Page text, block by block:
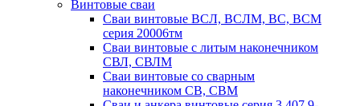
Винтовые сваи
Сваи винтовые ВСЛ, ВСЛМ, ВС, ВСМ
серия 20006тм
Сваи винтовые с литым наконечником
СВЛ, СВЛМ
Сваи винтовые со сварным
наконечником СВ, СВМ